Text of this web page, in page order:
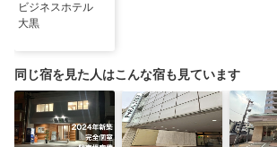
ビジネスホテル
大黒
同じ宿を見た人はこんな宿も見ています